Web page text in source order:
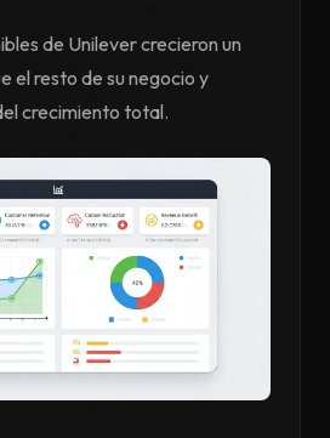
de Unilever crecieron un
el resto de su negocio y
crecimiento total.